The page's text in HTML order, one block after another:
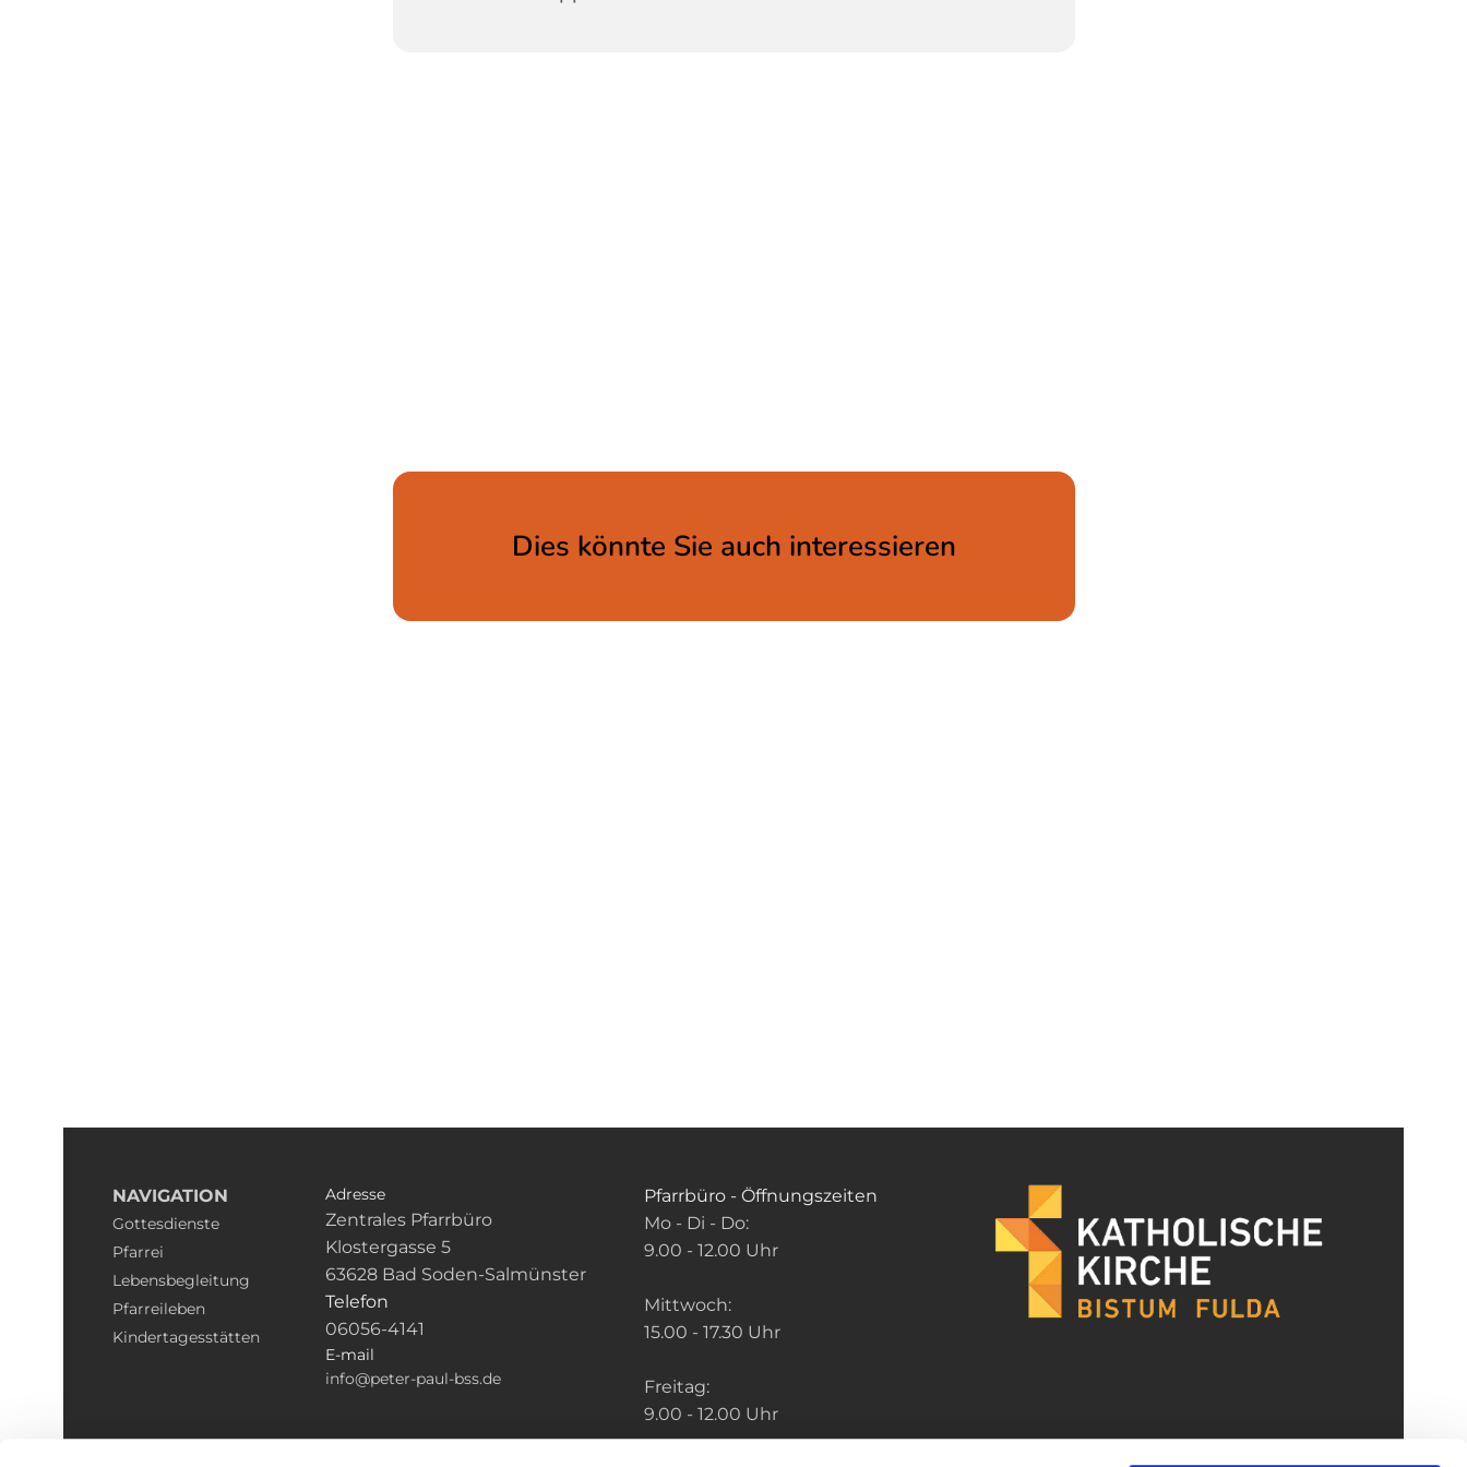
Dies könnte Sie auch interessieren
NAVIGATION
Gottesdienste
Pfarrei
Lebensbegleitung
Pfarreileben
Kindertagesstätten
Adresse
Zentrales Pfarrbüro
Klostergasse 5
63628 Bad Soden-Salmünster
Telefon
06056-4141
E-mail
info@peter-paul-bss.de
Pfarrbüro - Öffnungszeiten
Mo - Di - Do:
9.00 - 12.00 Uhr
Mittwoch:
15.00 - 17.30 Uhr
Freitag:
9.00 - 12.00 Uhr